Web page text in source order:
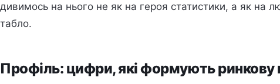
дивимось на нього не як на героя статистики, а як на
табло.
Профіль: цифри, які формують ринкову